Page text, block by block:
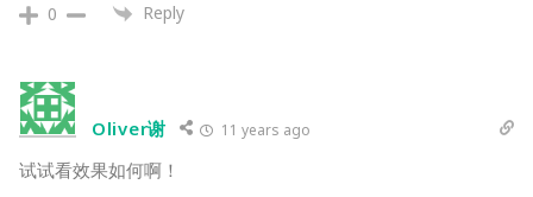
0 Reply
Oliver谢 11 years ago
试试看效果如何啊！